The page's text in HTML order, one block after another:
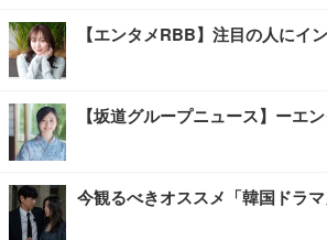
【エンタメRBB】注目の人にイ
【坂道グループニュース】ーエ
今観るべきオススメ「韓国ドラマ